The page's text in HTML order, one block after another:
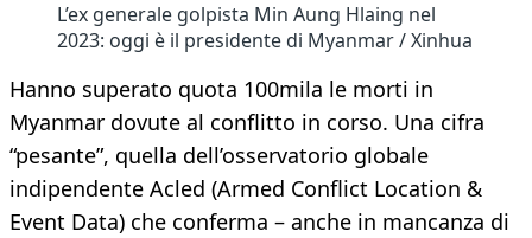
L’ex generale golpista Min Aung Hlaing nel
2023: oggi è il presidente di Myanmar / Xinhua
Hanno superato quota 100mila le morti in
Myanmar dovute al conflitto in corso. Una cifra
“pesante”, quella dell’osservatorio globale
indipendente Acled (Armed Conflict Location &
Event Data) che conferma – anche in mancanza di